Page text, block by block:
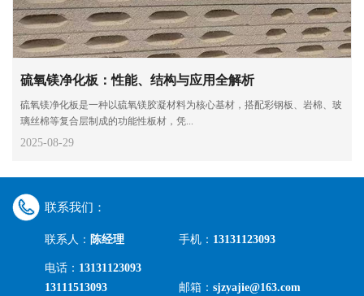
硫氧镁净化板：性能、结构与应用全解析
硫氧镁净化板是一种以硫氧镁胶凝材料为核心基材，搭配彩钢板、岩棉、玻
璃丝棉等复合层制成的功能性板材，凭...
2025-08-29
联系我们：
联系人： 陈经理 手机： 13131123093
电话： 13131123093
13111513093
邮箱： sjzyajie@163.com